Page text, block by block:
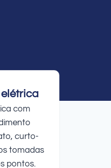
com
curto-
tomadas
pontos.